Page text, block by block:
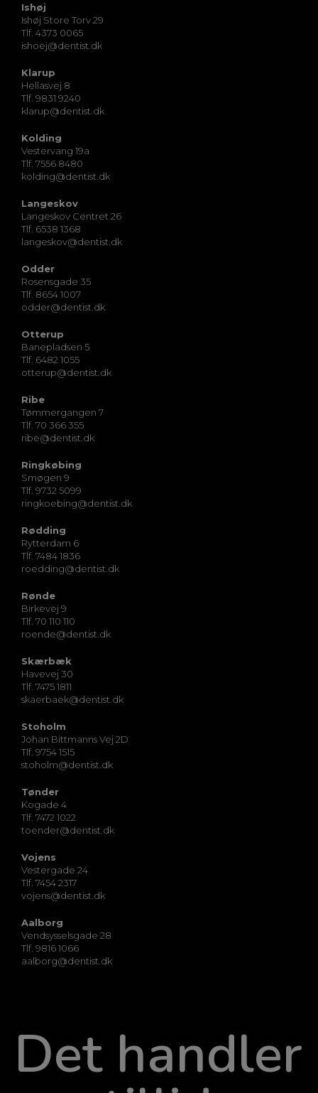
Ishøj
Ishøj Store Torv 29
Tlf. 4373 0065
ishoej@dentist.dk
Klarup
Hellasvej 8
Tlf. 9831 9240
klarup@dentist.dk
Kolding
Vestervang 19a
Tlf. 7556 8480
kolding@dentist.dk
Langeskov
Langeskov Centret 26
Tlf. 6538 1368
langeskov@dentist.dk
Odder
Rosensgade 35
Tlf. 8654 1007
odder@dentist.dk
Otterup
Banepladsen 5
Tlf. 6482 1055
otterup@dentist.dk
Ribe
Tømmergangen 7
Tlf. 70 366 355
ribe@dentist.dk
Ringkøbing
Smøgen 9
Tlf. 9732 5099
ringkoebing@dentist.dk
Rødding
Rytterdam 6
Tlf. 7484 1836
roedding@dentist.dk
Rønde
Birkevej 9
Tlf. 70 110 110
roende@dentist.dk
Skærbæk
Havevej 30
Tlf. 7475 1811
skaerbaek@dentist.dk
Stoholm
Johan Bittmanns Vej 2D
Tlf. 9754 1515
stoholm@dentist.dk
Tønder
Kogade 4
Tlf. 7472 1022
toender@dentist.dk
Vojens
Vestergade 24
Tlf. 7454 2317
vojens@dentist.dk
Aalborg
Vendsysselsgade 28
Tlf. 9816 1066
aalborg@dentist.dk
Det handler